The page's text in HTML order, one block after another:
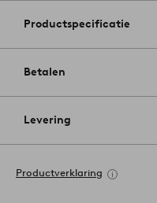
Productspecificatie
Betalen
Levering
Productverklaring